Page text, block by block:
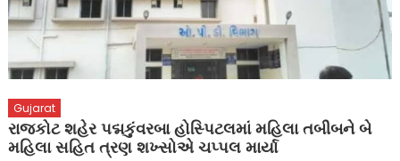
Gujarat
રાજકોટ શહેર પદ્મકુંવરબા હોસ્પિટલમાં મહિલા તબીબને બે
મહિલા સહિત ત્રણ શખ્સોએ ચપ્પલ માર્યા